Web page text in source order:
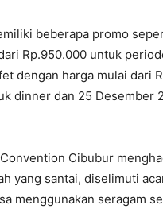
beberapa promo
Rp.950.000 untuk
dengan harga mulai dari
dinner dan 25 Desember
Cibubur
yang santai, diselimuti
menggunakan seragam